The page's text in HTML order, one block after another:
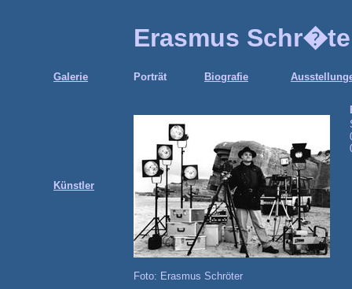
Erasmus
Biografie
Foto: Erasmus Schröter
Galerie
Künstler
Porträt